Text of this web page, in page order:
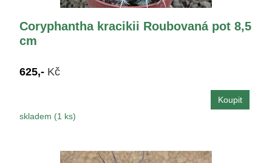
Coryphantha kracikii Roubovaná pot 8,5
cm
625,- Kč
skladem (1 ks)